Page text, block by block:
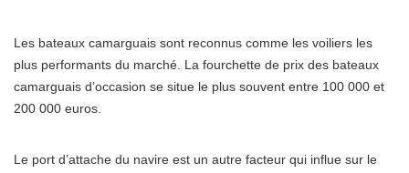
Les bateaux camarguais sont reconnus comme les voiliers les
plus performants du marché. La fourchette de prix des bateaux
camarguais d’occasion se situe le plus souvent entre 100 000 et
200 000 euros.
Le port d’attache du navire est un autre facteur qui influe sur le